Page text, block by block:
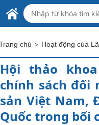
Skip to Main Content
BỘ NGOẠI GIAO
MINISTRY OF
chủ > Hoạt động của
Hội thảo
chính sách đối
sản Việt Nam,
Quốc trong bối